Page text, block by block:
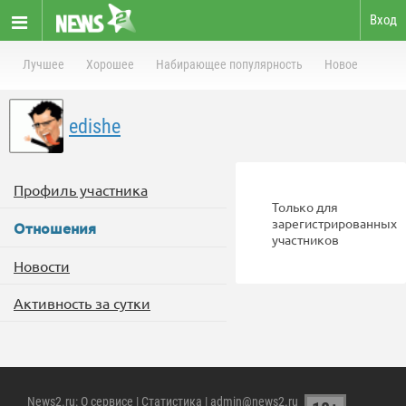
Вход
Лучшее Хорошее Набирающее популярность Новое
edishe
Профиль участника
Отношения
Новости
Активность за сутки
Только для
зарегистрированных
участников
News2.ru: О сервисе | Статистика | admin@news2.ru